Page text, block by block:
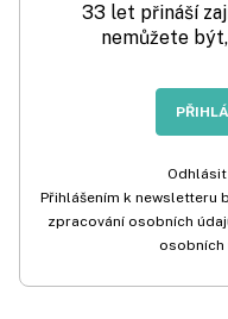
33 let přináší
nemůžete
Přihlášením k newsletteru
zpracování osobních
osobních